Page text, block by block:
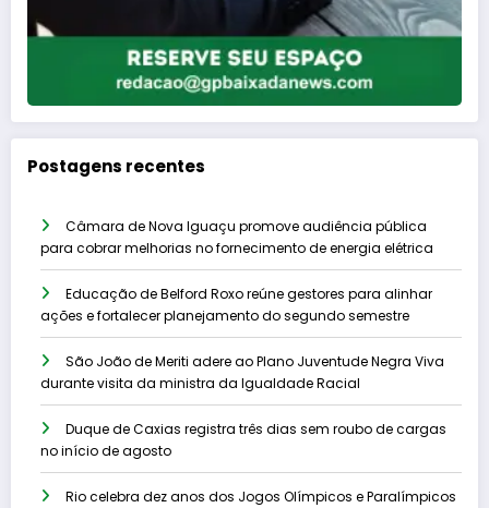
Postagens recentes
Câmara de Nova Iguaçu promove audiência pública
para cobrar melhorias no fornecimento de energia elétrica
Educação de Belford Roxo reúne gestores para alinhar
ações e fortalecer planejamento do segundo semestre
São João de Meriti adere ao Plano Juventude Negra Viva
durante visita da ministra da Igualdade Racial
Duque de Caxias registra três dias sem roubo de cargas
no início de agosto
Rio celebra dez anos dos Jogos Olímpicos e Paralímpicos